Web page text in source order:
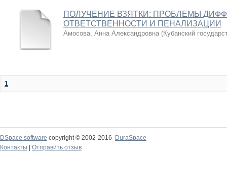
ПОЛУЧЕНИЕ ВЗЯТКИ: ПРОБЛЕМЫ
ОТВЕТСТВЕННОСТИ И ПЕНАЛИЗАЦИИ
Амосова, Анна Александровна (Кубанский
1
DSpace software copyright © 2002-2016
DuraSpace
Контакты
Отправить отзыв